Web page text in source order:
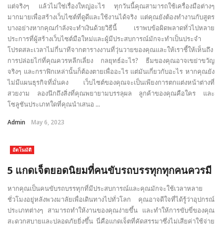
แต่จริงๆ แล้วไม่ใช่เรื่องใหญ่อะไร ทุกวันนี้คุณสามารถใช้เครื่องมือต่างๆ
มากมายเพื่อสร้างเว็บไซต์ที่ดูดีและใช้งานได้จริง แต่คุณยังต้องทำงานกับสูตร
บางอย่างหากคุณกำลังจะทำเงินด้วยวิธีนี้ เราพบข้อผิดพลาดทั่วไปหลาย
ประการที่ผู้สร้างเว็บไซต์มือใหม่และผู้มีประสบการณ์มักจะทำเป็นประจำ
โปรดสละเวลาไม่กี่นาทีจากตารางงานที่วุ่นวายของคุณและให้เราชี้ให้เห็นถึง
การปล่อยไก่ที่คุณควรหลีกเลี่ยง กลยุทธ์อะไร? ธีมของคุณอาจเขย่าขวัญ
จริงๆ และกราฟิกเหล่านั้นก็ต้องตายเพื่ออะไร แต่มันเกี่ยวกับอะไร หากคุณยัง
ไม่มีแผนธุรกิจที่มั่นคง เว็บไซต์ของคุณจะเป็นเพียงการตกแต่งหน้าต่างที่
สวยงาม ลองนึกถึงสิ่งที่คุณพยายามบรรลุผล ลูกค้าของคุณคือใคร และ
โซลูชันประเภทใดที่คุณนำเสนอ ...
Admin May 6, 2023
อัตโนมัติ
5 แกดเจ็ตยอดนิยมที่คนขับรถบรรทุกทุกคนควรมี
หากคุณเป็นคนขับรถบรรทุกที่มีประสบการณ์และคุณมักจะใช้เวลาหลาย
ชั่วโมงอยู่หลังพวงมาลัยเพื่อเดินทางไปทั่วโลก คุณอาจดีใจที่ได้รู้ว่าอุปกรณ์
ประเภทต่างๆ สามารถทำให้งานของคุณง่ายขึ้น และทำให้การขับขี่ของคุณ
สะดวกสบายและปลอดภัยยิ่งขึ้น นี่คือแกดเจ็ตที่คัดสรรมาซึ่งไม่เสียค่าใช้จ่าย